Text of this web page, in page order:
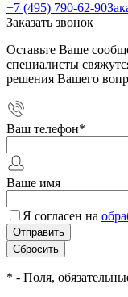
+7 (495) 790-62-90
Заказать звонок
Оставьте Ваше
специалисты
решения Вашего
Ваш телефон*
Ваше имя
Я согласен на
* - Поля,